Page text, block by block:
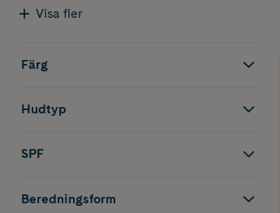
Visa fler
Färg
Hudtyp
SPF
Beredningsform